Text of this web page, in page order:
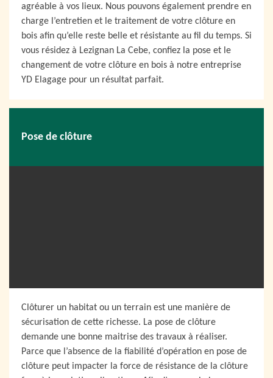
agréable à vos lieux. Nous pouvons également prendre en
charge l’entretien et le traitement de votre clôture en
bois afin qu’elle reste belle et résistante au fil du temps. Si
vous résidez à Lezignan La Cebe, confiez la pose et le
changement de votre clôture en bois à notre entreprise
YD Elagage pour un résultat parfait.
Pose de clôture
Clôturer un habitat ou un terrain est une manière de
sécurisation de cette richesse. La pose de clôture
demande une bonne maitrise des travaux à réaliser.
Parce que l’absence de la fiabilité d’opération en pose de
clôture peut impacter la force de résistance de la clôture